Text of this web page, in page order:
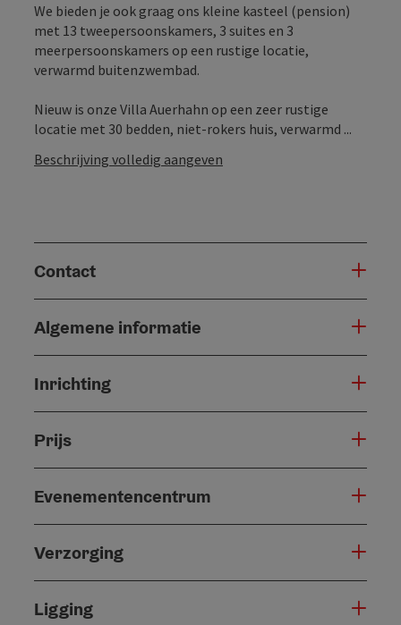
We bieden je ook graag ons kleine kasteel (pension)
met 13 tweepersoonskamers, 3 suites en 3
meerpersoonskamers op een rustige locatie,
verwarmd buitenzwembad.
Nieuw is onze Villa Auerhahn op een zeer rustige
locatie met 30 bedden, niet-rokers huis, verwarmd ...
Beschrijving volledig aangeven
Contact
Algemene informatie
Inrichting
Prijs
Evenementencentrum
Verzorging
Ligging